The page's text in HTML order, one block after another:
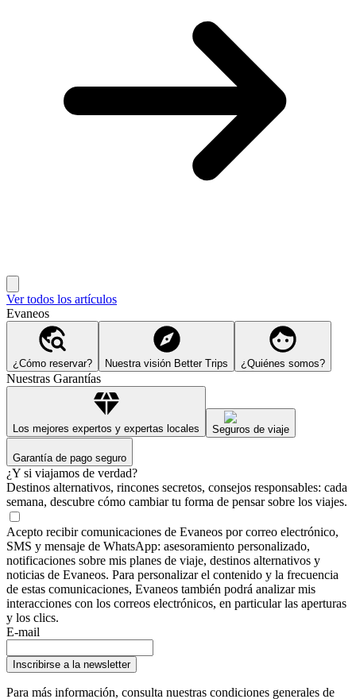
Ver todos los artículos
Evaneos
¿Cómo reservar? Nuestra visión Better Trips ¿Quiénes somos?
Nuestras Garantías
Los mejores expertos y expertas locales Seguros de viaje
Garantía de pago seguro
¿Y si viajamos de verdad?
Destinos alternativos, rincones secretos, consejos responsables: cada
semana, descubre cómo cambiar tu forma de pensar sobre los viajes.
Acepto recibir comunicaciones de Evaneos por correo electrónico,
SMS y mensaje de WhatsApp: asesoramiento personalizado,
notificaciones sobre mis planes de viaje, destinos alternativos y
noticias de Evaneos. Para personalizar el contenido y la frecuencia
de estas comunicaciones, Evaneos también podrá analizar mis
interacciones con los correos electrónicos, en particular las aperturas
y los clics.
E-mail
Inscribirse a la newsletter
Para más información, consulta nuestras condiciones generales de